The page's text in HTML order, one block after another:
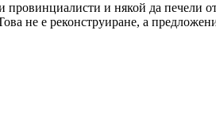
провинциалисти и някой да печели
не е реконструиране, а